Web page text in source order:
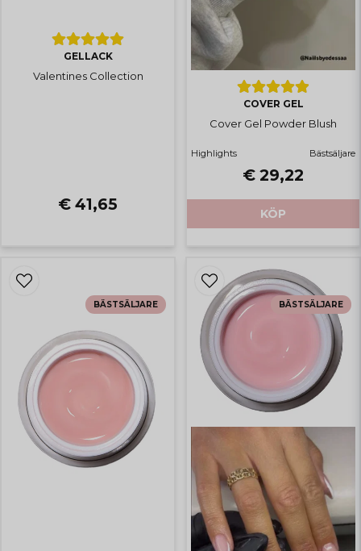
GELLACK
Valentines Collection
€ 41,65
COVER GEL
Cover Gel Powder Blush
Highlights Bästsäljare
€ 29,22
KÖP
BÄSTSÄLJARE BÄSTSÄLJARE